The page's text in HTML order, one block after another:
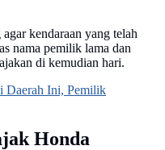
kendaraan yang telah
nama pemilik lama dan
di kemudian hari.
Daerah Ini, Pemilik
Honda